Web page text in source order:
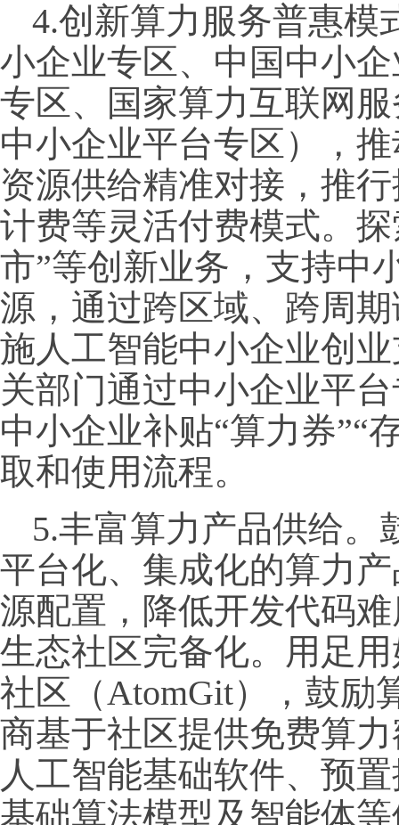
4.创新算力服务普惠模
小企业专区、中国中小
专区、国家算力互联网
中小企业平台专区），
资源供给精准对接，推行
计费等灵活付费模式。
市”等创新业务，支持中
源，通过跨区域、跨周
施人工智能中小企业创
关部门通过中小企业平
中小企业补贴“算力券”“
取和使用流程。
5.丰富算力产品供给。
平台化、集成化的算力
源配置，降低开发代码
生态社区完备化。用足
社区（AtomGit），鼓励
商基于社区提供免费算
人工智能基础软件、预
基础算法模型及智能体